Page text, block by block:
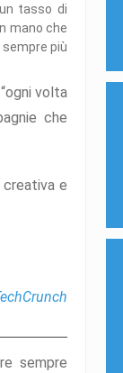
tasso di
mano che
più
volta
che
e
sempre